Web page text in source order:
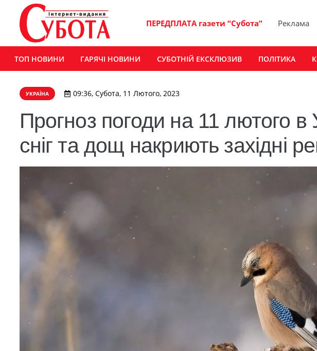
ПЕРЕДПЛАТА газети “Субота” Реклама
ТОП НОВИНИ ГАРЯЧІ НОВИНИ СУБОТНІЙ ЕКСКЛЮЗИВ ПОЛІТИКА
УКРАЇНА 09:36, Субота, 11 Лютого, 2023
Прогноз погоди на 11 лютого в
сніг та дощ накриють західні